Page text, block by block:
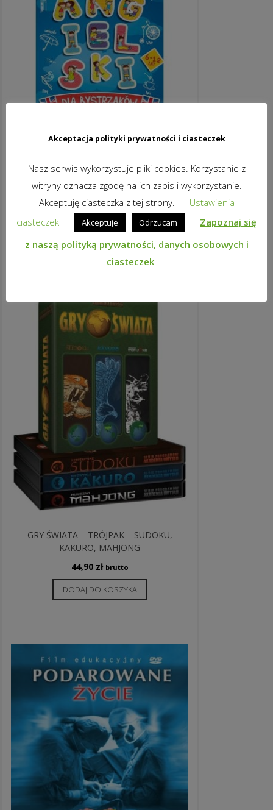
ANGIELSKI DLA BYSTRZAKÓW: MÓJ
DOM I OKOLICA + ŚWIAT WOKÓŁ NAS
29,74zł brutto
DODAJ DO KOSZYKA
GRY ŚWIATA – TRÓJPAK – SUDOKU,
KAKURO, MAHJONG
44,90 zł brutto
DODAJ DO KOSZYKA
Akceptacja polityki prywatności i ciasteczek
Nasz serwis wykorzystuje pliki cookies. Korzystanie z
witryny oznacza zgodę na ich zapis i wykorzystanie.
Akceptuję ciasteczka z tej strony.
Ustawienia
ciasteczek
Akceptuje Odrzucam
Zapoznaj się
z naszą polityką prywatności, danych osobowych i
ciasteczek